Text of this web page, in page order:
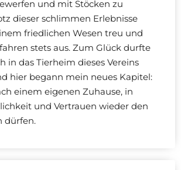
und mit Stöcken zu
dieser schlimmen Erlebnisse
friedlichen Wesen treu und
stets aus. Zum Glück durfte
in das Tierheim dieses Vereins
hier begann mein neues Kapitel:
einem eigenen Zuhause, in
und Vertrauen wieder den
dürfen.